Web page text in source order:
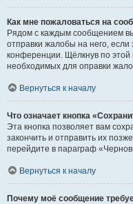
Как мне пожаловаться на
Рядом с каждым сообщением
отправки жалобы на него,
конференции. Щёлкнув по этой
необходимых для оправки
Вернуться к началу
Что означает кнопка
Эта кнопка позволяет вам
закончить и отправить их
перейдите в параграф
Вернуться к началу
Почему моё сообщение